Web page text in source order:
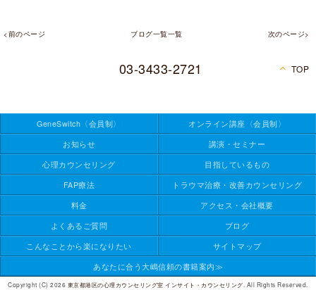
<前のページ ブログ一覧一覧 次のページ>
03-3433-2721 TOP
GeneSwitch 〈会員制〉 オンライン講座 〈会員制〉
お知らせ
講演・セミナー
心理カウンセリング
目指しているもの
FAP療法
トラウマ治療・改善カウンセリング
料金
アクセス・会社概要
よくあるご質問
ブログ
こんなことから楽になりたい
サイトマップ
あなたに合う大嶋信頼の書籍案内≫
Copyright (C) 2026 東京都港区の心理カウンセリング室 インサイト・カウンセリング . All Rights Reserved.